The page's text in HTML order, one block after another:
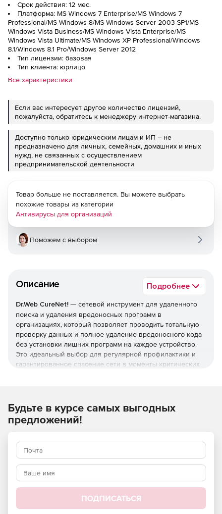
Срок действия: 12 мес.
Платформа: MS Windows 7 Enterprise/MS Windows 7
Professional/MS Windows 8/MS Windows Server 2003 SP1/MS
Windows Vista Business/MS Windows Vista Enterprise/MS
Windows Vista Ultimate/MS Windows XP Professional/Windows
8.1/Windows 8.1 Pro/Windows Server 2012
Тип лицензии: базовая
Тип клиента: юрлицо
Все характеристики
Если вас интересует другое количество лицензий,
пожалуйста, обратитесь к менеджеру интернет-магазина.
Доступно только юридическим лицам и ИП – не
предназначено для личных, семейных, домашних и иных
нужд, не связанных с осуществлением
предпринимательской деятельности
Описание Подробнее
Dr.Web CureNet! — сетевой инструмент для удаленного
поиска и удаления вредоносных программ в
организациях, который позволяет проводить тотальную
проверку данных и полное удаление вредоносного кода
без установки лишних программ на каждое устройство.
Это идеальный выбор для регулярной профилактики и
гарантированное спасение сети в моменты критических
непосредственно с переносного запоминающего
устройства (с USB-носителя).
другого производителя, но вы сомневаетесь в его
эффективности, с помощью сетевой утилиты
CureNet!без деинсталляции используемых продуктов и
без установки Dr.Web CureNet! в систему вы можете
необходимости, вылечить их. Лечащие сканеры Dr.Web не
устанавливаются, а запускаются на исполнение и после
Товар больше не поставляется. Вы можете выбрать
похожие товары из категории
Антивирусы для организаций
Поможем с выбором
Будьте в курсе самых выгодных
предложений!
ПОДПИСАТЬСЯ